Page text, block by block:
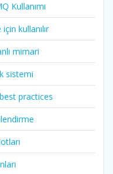
Kullanımı
kullanılır
mimari
sistemi
practices